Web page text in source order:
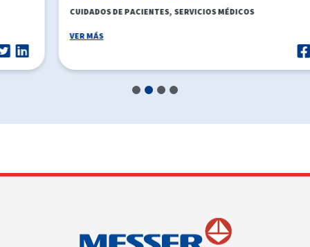
CUIDADOS DE PACIENTES, SERVICIOS MÉDICOS
4